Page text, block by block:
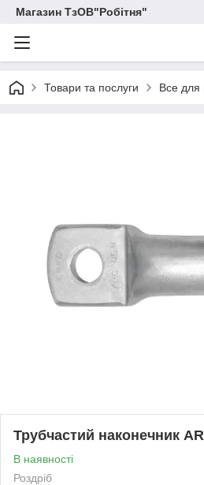
Магазин ТзОВ"Робітня"
Товари та послуги Все для
Трубчастий наконечник
В наявності
Роздріб